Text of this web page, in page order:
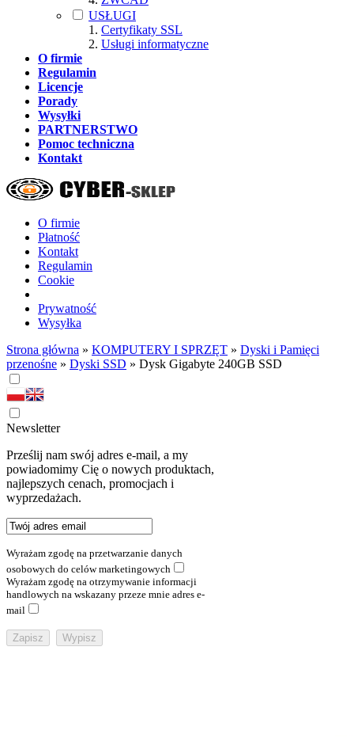
USŁUGI
Certyfikaty SSL
Usługi informatyczne
O firmie
Regulamin
Licencje
Porady
Wysyłki
PARTNERSTWO
Pomoc techniczna
Kontakt
O firmie
Płatność
Kontakt
Regulamin
Cookie
Prywatność
Wysyłka
Strona główna » KOMPUTERY I SPRZĘT » Dyski i Pamięci
przenośne » Dyski SSD » Dysk Gigabyte 240GB SSD
Newsletter
Prześlij nam swój adres e-mail, a my
powiadomimy Cię o nowych produktach,
najlepszych cenach, promocjach i
wyprzedażach.
Wyrażam zgodę na przetwarzanie danych
osobowych do celów marketingowych
Wyrażam zgodę na otrzymywanie informacji
handlowych na wskazany przeze mnie adres e-
mail